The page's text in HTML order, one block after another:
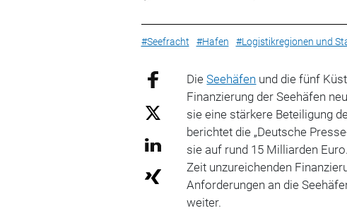
#Seefracht #Hafen #Logistikregionen und
DieSeehäfen und die fünf
Finanzierung der Seehäfen
sie eine stärkere Beteiligung
berichtet die „Deutsche
sie auf rund 15 Milliarden
Zeit unzureichenden
Anforderungen an die
weiter.